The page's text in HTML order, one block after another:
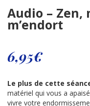
Audio – Zen,
m’endort
6,95€
Le plus de cette
matériel qui vous a
vivre votre